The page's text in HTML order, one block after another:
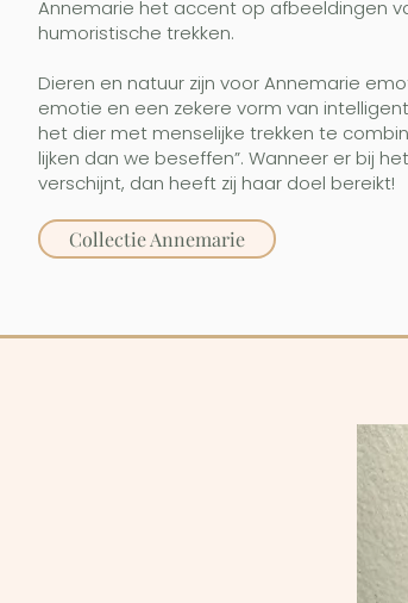
Annemarie het accent op afbeeldingen
humoristische trekken.
Dieren en natuur zijn voor Annemarie
emotie en een zekere vorm van
het dier met menselijke trekken te
lijken dan we beseffen”. Wanneer er bij
verschijnt, dan heeft zij haar doel bereikt!
Collectie Annemarie